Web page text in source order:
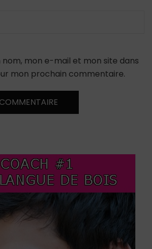
mon e-mail et mon site dans
mon prochain commentaire.